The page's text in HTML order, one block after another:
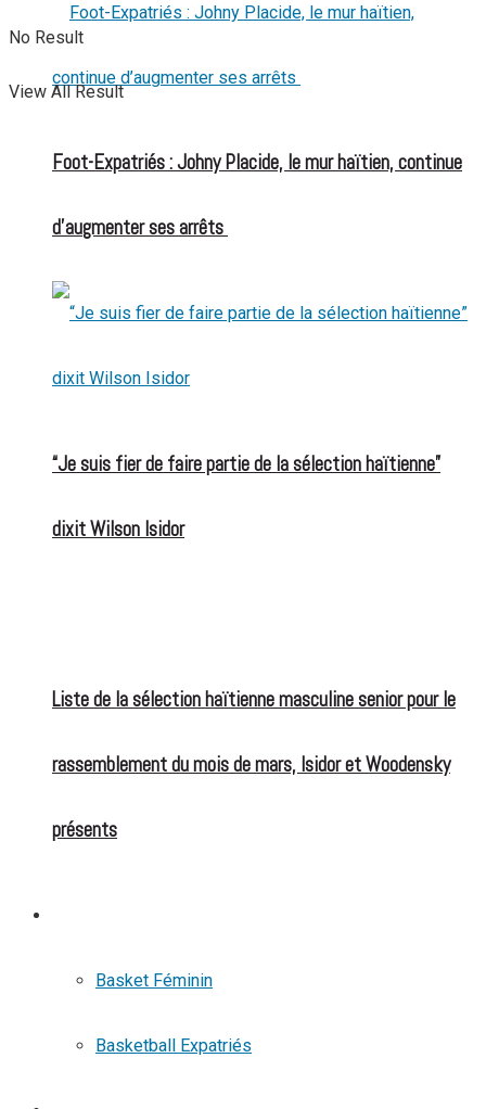
Foot-Expatriés : Johny Placide, le mur haïtien, continue
d’augmenter ses arrêts
“Je suis fier de faire partie de la sélection haïtienne”
dixit Wilson Isidor
Liste de la sélection haïtienne masculine senior pour le
rassemblement du mois de mars, Isidor et Woodensky
présents
Basket Féminin
Basketball Expatriés
No Result
View All Result